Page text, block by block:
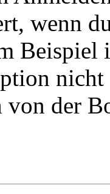
wenn
Beispiel
von der